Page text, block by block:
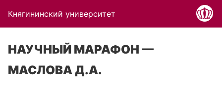
Княгининский университет
НАУЧНЫЙ МАРАФОН —
МАСЛОВА Д.А.